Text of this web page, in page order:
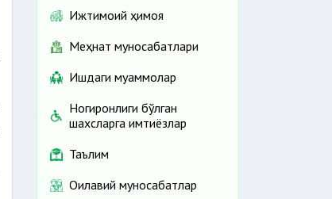
Ижтимоий ҳимоя
Меҳнат муносабатлари
Ишдаги муаммолар
Ногиронлиги бўлган
шахсларга имтиёзлар
Таълим
Оилавий муносабатлар